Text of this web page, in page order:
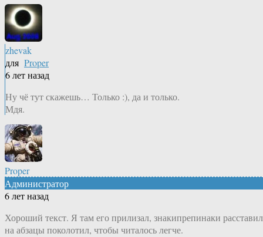
zhevak
для Proper
6 лет назад
Ну чё тут скажешь… Только :), да и только.
Мдя.
Proper
Администратор
6 лет назад
Хороший текст. Я там его прилизал, знакипрепинаки
на абзацы поколотил, чтобы читалось легче.